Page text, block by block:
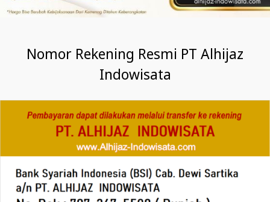
Nomor Rekening Resmi PT Alhijaz
Indowisata